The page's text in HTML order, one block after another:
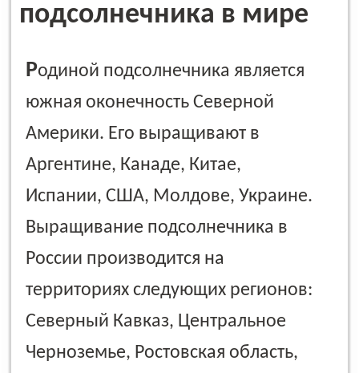
подсолнечника в мире
Родиной подсолнечника является
южная оконечность Северной
Америки. Его выращивают в
Аргентине, Канаде, Китае,
Испании, США, Молдове, Украине.
Выращивание подсолнечника в
России производится на
территориях следующих регионов:
Северный Кавказ, Центральное
Черноземье, Ростовская область,